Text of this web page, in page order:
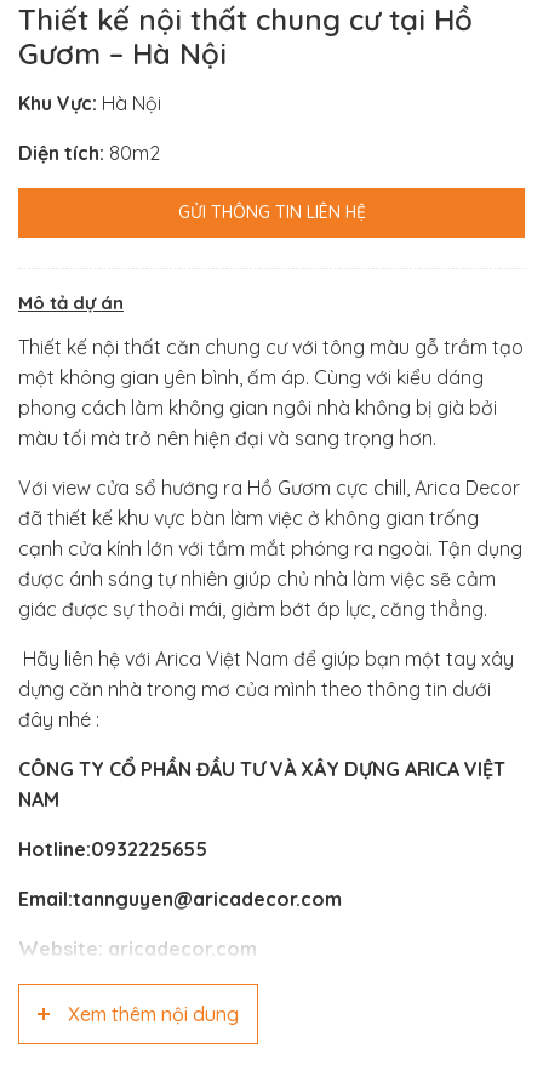
Thiết kế nội thất chung cư tại Hồ
Gươm – Hà Nội
Khu Vực: Hà Nội
Diện tích: 80m2
GỬI THÔNG TIN LIÊN HỆ
Mô tả dự án
Thiết kế nội thất căn chung cư với tông màu gỗ trầm tạo
một không gian yên bình, ấm áp. Cùng với kiểu dáng
phong cách làm không gian ngôi nhà không bị già bởi
màu tối mà trở nên hiện đại và sang trọng hơn.
Với view cửa sổ hướng ra Hồ Gươm cực chill, Arica Decor
đã thiết kế khu vực bàn làm việc ở không gian trống
cạnh cửa kính lớn với tầm mắt phóng ra ngoài. Tận dụng
được ánh sáng tự nhiên giúp chủ nhà làm việc sẽ cảm
giác được sự thoải mái, giảm bớt áp lực, căng thẳng.
Hãy liên hệ với Arica Việt Nam để giúp bạn một tay xây
dựng căn nhà trong mơ của mình theo thông tin dưới
đây nhé :
CÔNG TY CỔ PHẦN ĐẦU TƯ VÀ XÂY DỰNG ARICA VIỆT
NAM
Hotline:0932225655
Email:tannguyen@aricadecor.com
Website: aricadecor.com
Xem thêm nội dung